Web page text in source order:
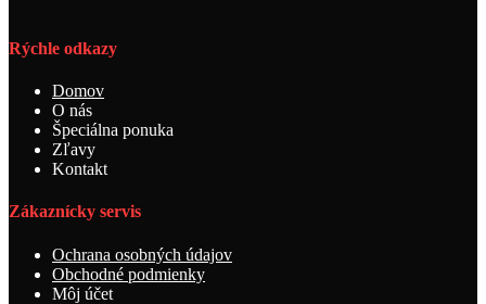
Rýchle odkazy
Domov
O nás
Špeciálna ponuka
Zľavy
Kontakt
Zákaznícky servis
Ochrana osobných údajov
Obchodné podmienky
Môj účet